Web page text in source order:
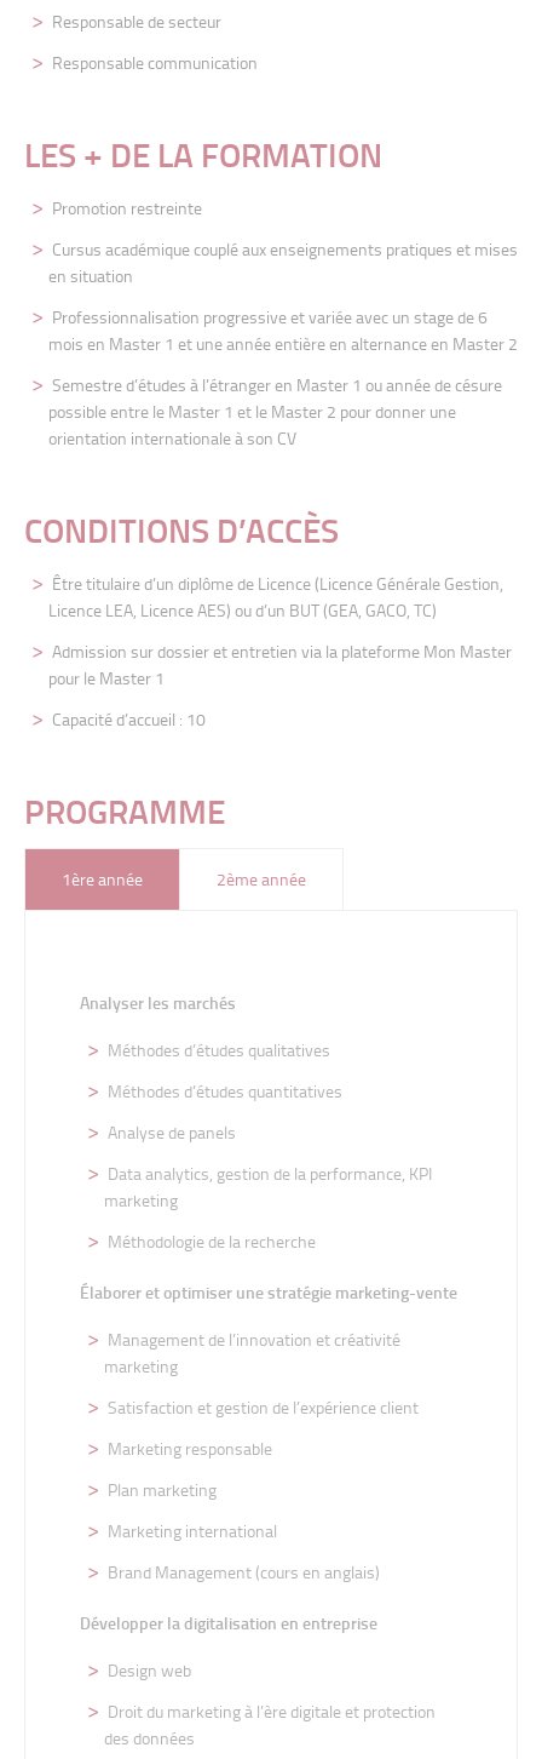
Responsable de secteur
Responsable communication
LES + DE LA FORMATION
Promotion restreinte
Cursus académique couplé aux enseignements pratiques et mises
en situation
Professionnalisation progressive et variée avec un stage de 6
mois en Master 1 et une année entière en alternance en Master 2
Semestre d’études à l’étranger en Master 1 ou année de césure
possible entre le Master 1 et le Master 2 pour donner une
orientation internationale à son CV
CONDITIONS D’ACCÈS
Être titulaire d’un diplôme de Licence(Licence Générale Gestion,
Licence LEA, Licence AES) ou d’un BUT (GEA, GACO, TC)
Admission sur dossier et entretien via la plateforme Mon Master
pour le Master 1
Capacité d’accueil : 10
PROGRAMME
1ère année 2ème année
Analyser les marchés
Méthodes d’études qualitatives
Méthodes d’études quantitatives
Analyse de panels
Data analytics, gestion de la performance, KPI
marketing
Méthodologie de la recherche
Élaborer et optimiser une stratégie marketing-vente
Management de l’innovation et créativité
marketing
Satisfaction et gestion de l’expérience client
Marketing responsable
Plan marketing
Marketing international
Brand Management (cours en anglais)
Développer la digitalisation en entreprise
Design web
Droit du marketing à l’ère digitale et protection
des données